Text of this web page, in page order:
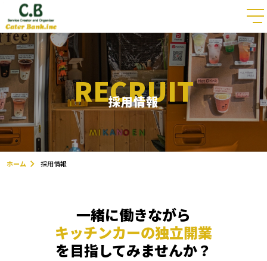
RECRUIT
採用情報
ホーム 採用情報
一緒に働きながら
キッチンカーの独立開業
を目指してみませんか？